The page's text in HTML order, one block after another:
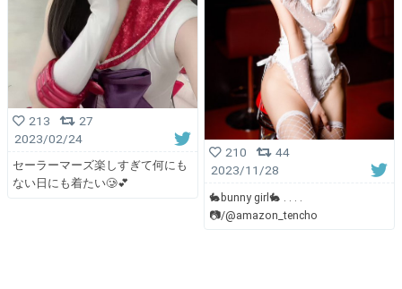
213
27
2023/02/24
セーラーマーズ楽しすぎて何にも
ない日にも着たい🥲💕
210
44
2023/11/28
🐇bunny girl🐇 . . . .
📷/@amazon_tencho